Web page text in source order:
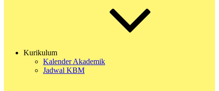
Kurikulum
Kalender Akademik
Jadwal KBM